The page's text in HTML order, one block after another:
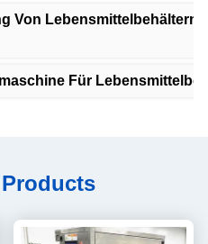
Von Lebensmittelbehältern
Für